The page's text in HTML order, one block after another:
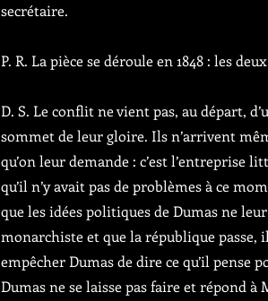
secrétaire.
P. R. La pièce se déroule en 1848 : les
D. S. Le conflit ne vient pas, au départ,
sommet de leur gloire. Ils n’arrivent
qu’on leur demande : c’est l’entreprise
qu’il n’y avait pas de problèmes à ce
que les idées politiques de Dumas ne
monarchiste et que la république
empêcher Dumas de dire ce qu’il
Dumas ne se laisse pas faire et répond à